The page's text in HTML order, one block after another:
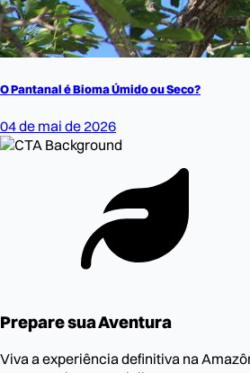
O Pantanal é Bioma Úmido ou Seco?
04 de mai de 2026
Prepare sua Aventura
Viva a experiência definitiva na